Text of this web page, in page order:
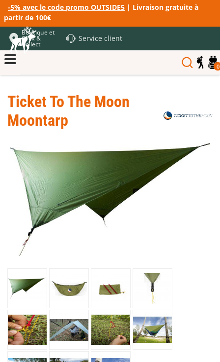
-5% avec le code promo OUTSIDE5 | Livraison gratuite à
partir de 100€
Boutique et
Click &
Collect
Service client
0
Ticket To The Moon
Moontarp